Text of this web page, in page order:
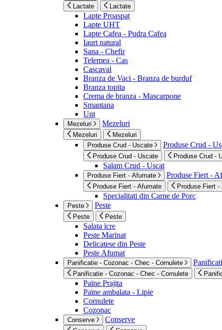
Lactate Lactate
Lapte Proaspat
Lapte UHT
Lapte Cafea - Pudra Cafea
Iaurt natural
Sana - Chefir
Telemea - Cas
Cascaval
Branza de Vaci - Branza de burduf
Branza topita
Crema de branza - Mascarpone
Smantana
Unt
Mezeluri Mezeluri
Mezeluri
Mezeluri
Produse Crud - Uscate
Produse Crud -
Produse Crud - Uscate Produse Crud -
Salam Crud - Uscat
Produse Fiert - Afumate Produse Fiert -
Produse Fiert - Afumate Produse Fiert -
Specialitati din Carne de Porc
Peste Peste
Peste Peste
Salata icre
Peste Marinat
Delicatese din Peste
Peste Afumat
Panificatie - Cozonac - Chec - Cornulete
Panificatie - Cozonac - Chec - Cornulete
Paine Prajita
Paine ambalata - Lipie
Cornulete
Cozonac
Conserve Conserve